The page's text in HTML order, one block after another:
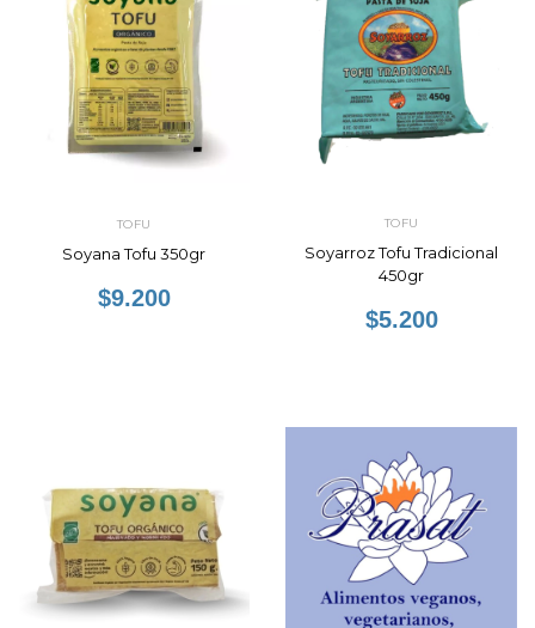
TOFU
Soyana Tofu 350gr
$9.200
TOFU
Soyarroz Tofu Tradicional
450gr
$5.200